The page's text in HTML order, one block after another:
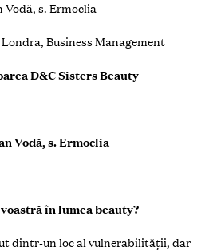
s. Ermoclia
Business Management
D&C Sisters Beauty
Vodă, s. Ermoclia
în lumea beauty?
dintr-un loc al vulnerabilității, dar